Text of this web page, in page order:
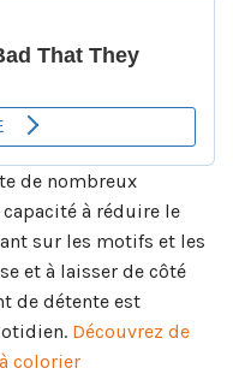
de nombreux
à réduire le
sur les motifs et les
et à laisser de côté
de détente est
Découvrez de
colorier